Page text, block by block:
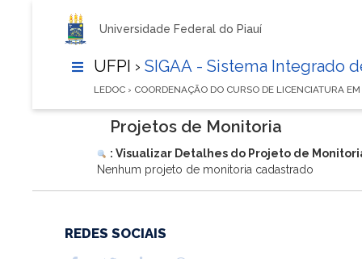
Universidade Federal do Piauí
UFPI › SIGAA - Sistema Integrado
LEDOC › COORDENAÇÃO DO CURSO DE LICENCIATURA
Projetos de Monitoria
: Visualizar Detalhes do Projeto de
Nenhum projeto de monitoria cadastrado
REDES SOCIAIS